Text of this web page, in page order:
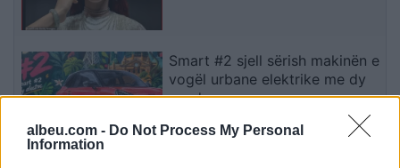
albeu.com - Do Not Process My Personal
Information
Smart #2 sjell sërish makinën e
vogël urbane elektrike me dy
vende